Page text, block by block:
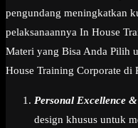
pengundang meningkatkan
pelaksanaannya In House
Materi yang Bisa Anda Pilih
House Training Corporate di
Personal Excellence
design khusus untuk